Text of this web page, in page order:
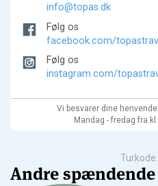
info@topas.dk
Følg os
facebook.com/
Følg os
instagram.com/
Vi besvarer dine
Mandag - fredag fra
Andre